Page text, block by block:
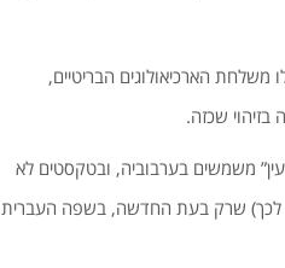
משלחת הארכיאולוגים הבריטיים,
משמשים בערבוביה, ובטקסטים לא
לכך) שרק בעת החדשה, בשפה העברית